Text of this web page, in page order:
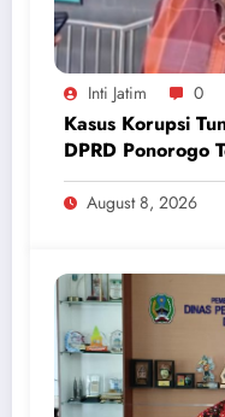
Inti Jatim 0
Kasus Korupsi
DPRD Ponorogo
Inisiatif
August 8, 2026